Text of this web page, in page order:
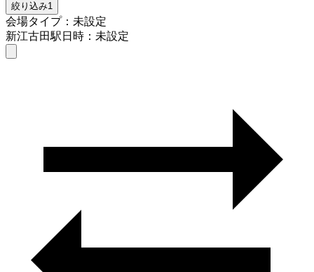
絞り込み1
会場タイプ：未設定
新江古田駅日時：未設定